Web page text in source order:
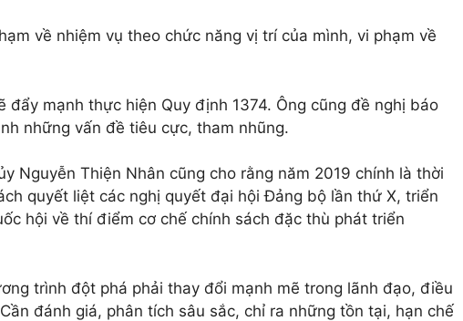
về nhiệm vụ theo chức năng vị trí của mình, vi phạm về
mạnh thực hiện Quy định 1374. Ông cũng đề nghị báo
những vấn đề tiêu cực, tham nhũng.
Nguyễn Thiện Nhân cũng cho rằng năm 2019 chính là thời
quyết liệt các nghị quyết đại hội Đảng bộ lần thứ X, triển
hội về thí điểm cơ chế chính sách đặc thù phát triển
trình đột phá phải thay đổi mạnh mẽ trong lãnh đạo, điều
đánh giá, phân tích sâu sắc, chỉ ra những tồn tại, hạn chế